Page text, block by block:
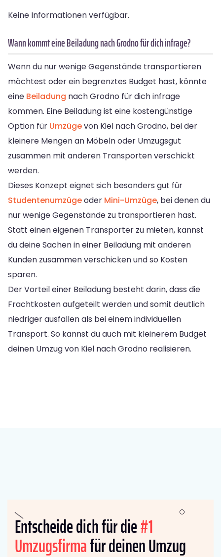
Keine Informationen verfügbar.
Wann kommt eine Beiladung nach Grodno für dich infrage?
Wenn du nur wenige Gegenstände transportieren
möchtest oder ein begrenztes Budget hast, könnte
eine Beiladung nach Grodno für dich infrage
kommen. Eine Beiladung ist eine kostengünstige
Option für Umzügevon Kiel nach Grodno, bei der
kleinere Mengen an Möbeln oder Umzugsgut
zusammen mit anderen Transporten verschickt
werden.
Dieses Konzept eignet sich besonders gut für
Studentenumzügeoder Mini-Umzüge, bei denen du
nur wenige Gegenstände zu transportieren hast.
Statt einen eigenen Transporter zu mieten, kannst
du deine Sachen in einer Beiladung mit anderen
Kunden zusammen verschicken und so Kosten
sparen.
Der Vorteil einer Beiladung besteht darin, dass die
Frachtkosten aufgeteilt werden und somit deutlich
niedriger ausfallen als bei einem individuellen
Transport. So kannst du auch mit kleinerem Budget
deinen Umzug von Kiel nach Grodno realisieren.
Entscheide dich für die#1
Umzugsfirmafür deinen Umzug